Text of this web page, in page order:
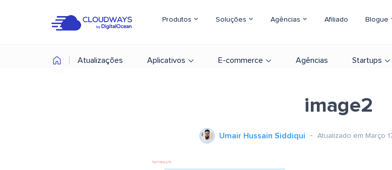
Produtos Soluções Agências Afiliado Blogue
Atualizações Aplicativos E-commerce Agências Startups
image2
Umair Hussain Siddiqui Atualizado em Março